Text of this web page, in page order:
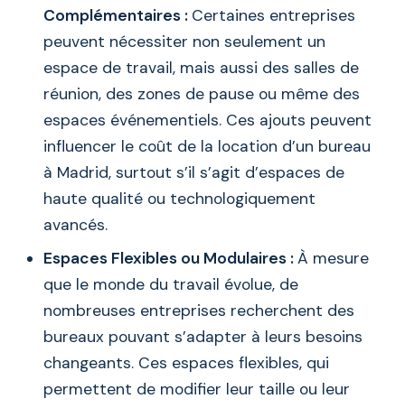
Complémentaires : Certaines entreprises
peuvent nécessiter non seulement un
espace de travail, mais aussi des salles de
réunion, des zones de pause ou même des
espaces événementiels. Ces ajouts peuvent
influencer le coût de la location d’un bureau
à Madrid, surtout s’il s’agit d’espaces de
haute qualité ou technologiquement
avancés.
Espaces Flexibles ou Modulaires :À mesure
que le monde du travail évolue, de
nombreuses entreprises recherchent des
bureaux pouvant s’adapter à leurs besoins
changeants. Ces espaces flexibles, qui
permettent de modifier leur taille ou leur